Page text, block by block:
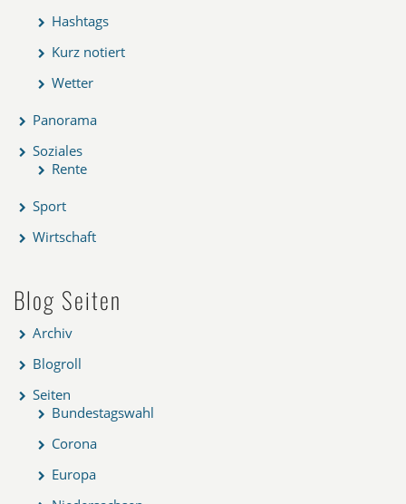
Hashtags
Kurz notiert
Wetter
Panorama
Soziales
Rente
Sport
Wirtschaft
Blog Seiten
Archiv
Blogroll
Seiten
Bundestagswahl
Corona
Europa